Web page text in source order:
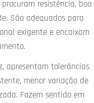
resistência, boa
São adequados para
exigente e encaixam
apresentam tolerâncias
menor variação de
Fazem sentido em